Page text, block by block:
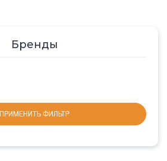
Бренды
ПРИМЕНИТЬ ФИЛЬТР